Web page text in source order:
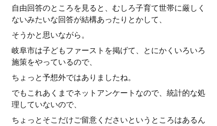
自由回答のところを見ると、むしろ子育て世帯に厳しく
ないみたいな回答が結構あったりとかして、
そうかと思いながら。
岐阜市は子どもファーストを掲げて、とにかくいろいろ
施策をやっているので、
ちょっと予想外ではありましたね。
でもこれあくまでネットアンケートなので、統計的な処
理していないので、
ちょっとそこだけご留意くださいというところはあるん